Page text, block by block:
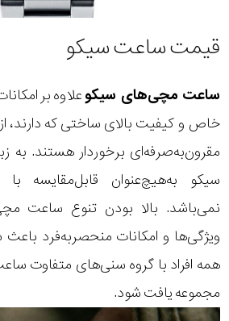
قیمت ساعت سیکو
ساعت مچی‌های سیکوعلاوه بر
خاص و کیفیت بالای ساختی که دارند،
مقرون‌به‌صرفه‌ای برخوردار هستند.
سیکو به‌هیچ‌عنوان قابل‌مقایسه
نمی‌باشد. بالا بودن تنوع ساعت
ویژگی‌ها و امکانات منحصربه‌فرد
همه افراد با گروه سنی‌های متفاوت
مجموعه یافت شود.